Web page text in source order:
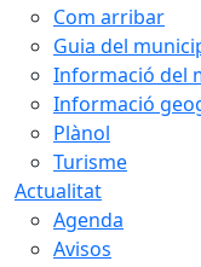
Com arribar
Guia del
Informació del
Informació
Plànol
Turisme
Actualitat
Agenda
Avisos